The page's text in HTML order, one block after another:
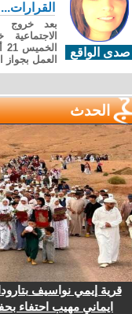
صدى الواقع
القرارات...
بعد خروج
العمل بجواز
الحدث
قرية إيمي نواسيف
ايماني مهيب احتفاء